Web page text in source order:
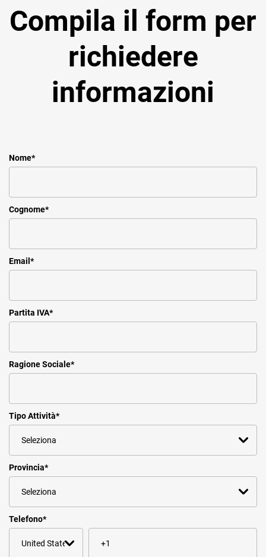
Compila il form per
richiedere
informazioni
Nome*
Cognome*
Email *
Partita IVA*
Ragione Sociale*
Tipo Attività*
Provincia*
Telefono*